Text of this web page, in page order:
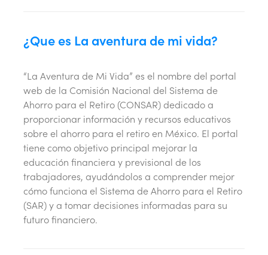
¿Que es La aventura de mi vida?
“La Aventura de Mi Vida” es el nombre del portal
web de la Comisión Nacional del Sistema de
Ahorro para el Retiro (CONSAR) dedicado a
proporcionar información y recursos educativos
sobre el ahorro para el retiro en México. El portal
tiene como objetivo principal mejorar la
educación financiera y previsional de los
trabajadores, ayudándolos a comprender mejor
cómo funciona el Sistema de Ahorro para el Retiro
(SAR) y a tomar decisiones informadas para su
futuro financiero.